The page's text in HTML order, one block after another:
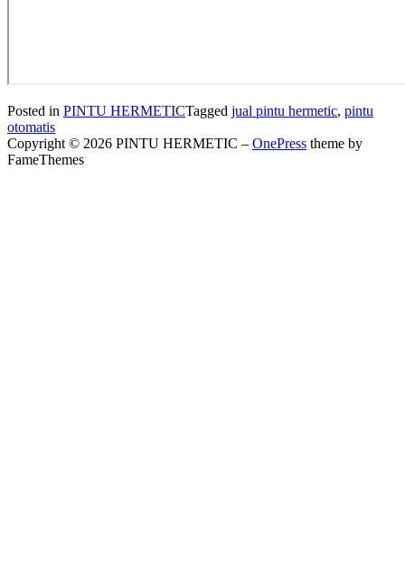
Posted in PINTU HERMETICTagged jual pintu hermetic, pintu
otomatis
Copyright © 2026 PINTU HERMETIC – OnePress theme by
FameThemes